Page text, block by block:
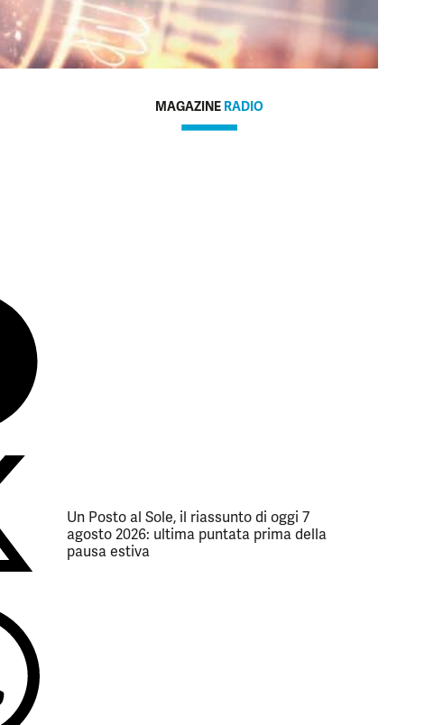
MAGAZINE RADIO
Un Posto al Sole, il riassunto di oggi 7
agosto 2026: ultima puntata prima della
pausa estiva